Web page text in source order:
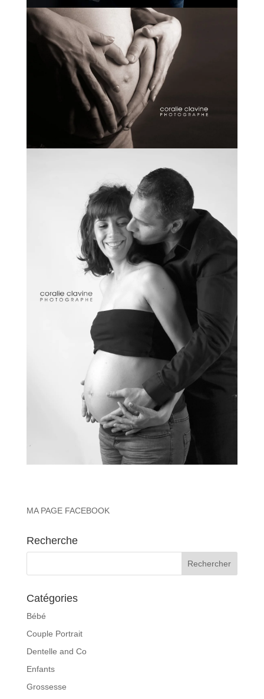
MA PAGE FACEBOOK
Recherche
Catégories
Bébé
Couple Portrait
Dentelle and Co
Enfants
Grossesse